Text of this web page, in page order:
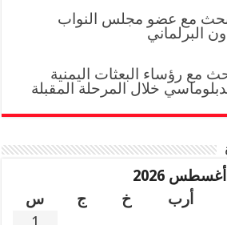
مع عضو مجلس النواب
البرلماني
مع رؤساء البعثات اليمنية
خلال المرحلة المقبلة
أغسطس 2026
أرب خ ج
س